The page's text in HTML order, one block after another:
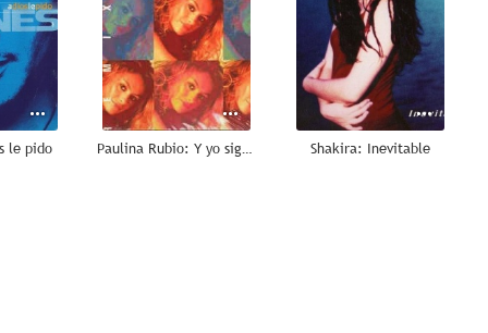
le pido Paulina Rubio: Y yo sigo aquí Shakira: Inevitable